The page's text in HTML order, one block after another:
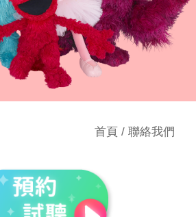
首頁 / 聯絡我們